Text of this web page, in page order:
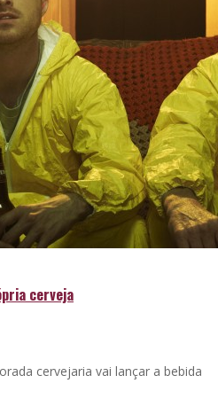
cerveja
cervejaria vai lançar a bebida